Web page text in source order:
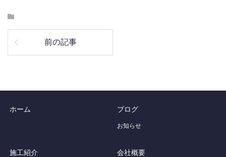
前の記事
ホーム ブログ
お知らせ
施工紹介 会社概要